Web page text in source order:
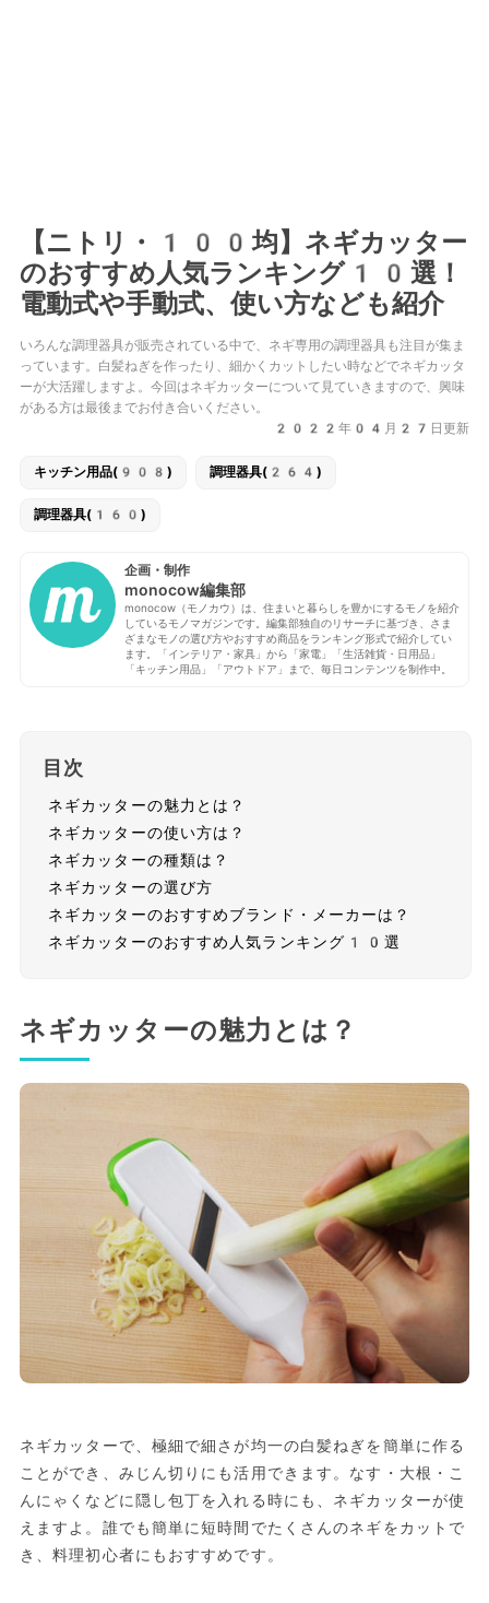
【ニトリ・100均】ネギカッター
のおすすめ人気ランキング10選！
電動式や手動式、使い方なども紹介
いろんな調理器具が販売されている中で、ネギ専用の調理器具も注目が集ま
っています。白髪ねぎを作ったり、細かくカットしたい時などでネギカッタ
ーが大活躍しますよ。今回はネギカッターについて見ていきますので、興味
がある方は最後までお付き合いください。
2022年04月27日更新
キッチン用品(908) 調理器具(264)
調理器具(160)
企画・制作
monocow編集部
monocow（モノカウ）は、住まいと暮らしを豊かにするモノを紹介
しているモノマガジンです。編集部独自のリサーチに基づき、さま
ざまなモノの選び方やおすすめ商品をランキング形式で紹介してい
ます。「インテリア・家具」から「家電」「生活雑貨・日用品」
「キッチン用品」「アウトドア」まで、毎日コンテンツを制作中。
目次
ネギカッターの魅力とは？
ネギカッターの使い方は？
ネギカッターの種類は？
ネギカッターの選び方
ネギカッターのおすすめブランド・メーカーは？
ネギカッターのおすすめ人気ランキング10選
ネギカッターの魅力とは？
ネギカッターで、極細で細さが均一の白髪ねぎを簡単に作る
ことができ、みじん切りにも活用できます。なす・大根・こ
んにゃくなどに隠し包丁を入れる時にも、ネギカッターが使
えますよ。誰でも簡単に短時間でたくさんのネギをカットで
き、料理初心者にもおすすめです。